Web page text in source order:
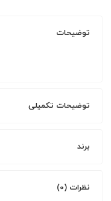
توضیحات
توضیحات تکمیلی
برند
نظرات (0)